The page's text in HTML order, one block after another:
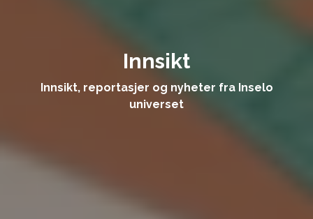
Innsikt
Innsikt, reportasjer og nyheter fra Inselo
universet